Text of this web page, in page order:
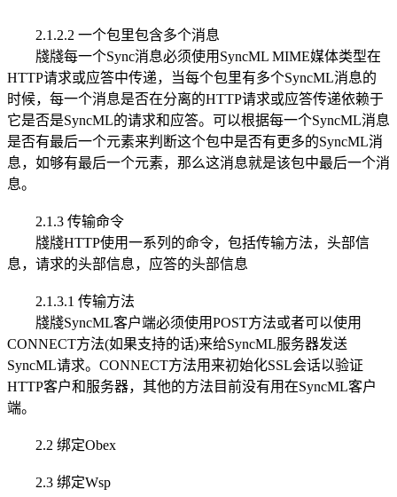
2.1.2.2 一个包里包含多个消息
牋牋每一个Sync消息必须使用SyncML MIME媒体类型在
HTTP请求或应答中传递，当每个包里有多个SyncML消息的
时候，每一个消息是否在分离的HTTP请求或应答传递依赖于
它是否是SyncML的请求和应答。可以根据每一个SyncML消息
是否有最后一个元素来判断这个包中是否有更多的SyncML消
息，如够有最后一个元素，那么这消息就是该包中最后一个消
息。
2.1.3 传输命令
牋牋HTTP使用一系列的命令，包括传输方法，头部信
息，请求的头部信息，应答的头部信息
2.1.3.1 传输方法
牋牋SyncML客户端必须使用POST方法或者可以使用
CONNECT方法(如果支持的话)来给SyncML服务器发送
SyncML请求。CONNECT方法用来初始化SSL会话以验证
HTTP客户和服务器，其他的方法目前没有用在SyncML客户
端。
2.2 绑定Obex
2.3 绑定Wsp